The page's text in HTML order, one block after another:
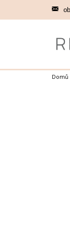
Domů